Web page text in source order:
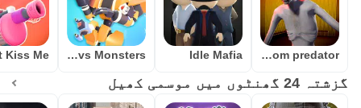
Backroom predator
Idle Mafia
Mech vs Monsters
Kiss Me
گزشتہ 24 گھنٹوں میں موسمی کھیل